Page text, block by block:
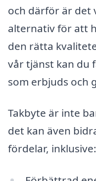
och därför är det
alternativ för att
den rätta
vår tjänst kan du
som erbjuds och
Takbyte är inte
det kan även
fördelar, inklusive: